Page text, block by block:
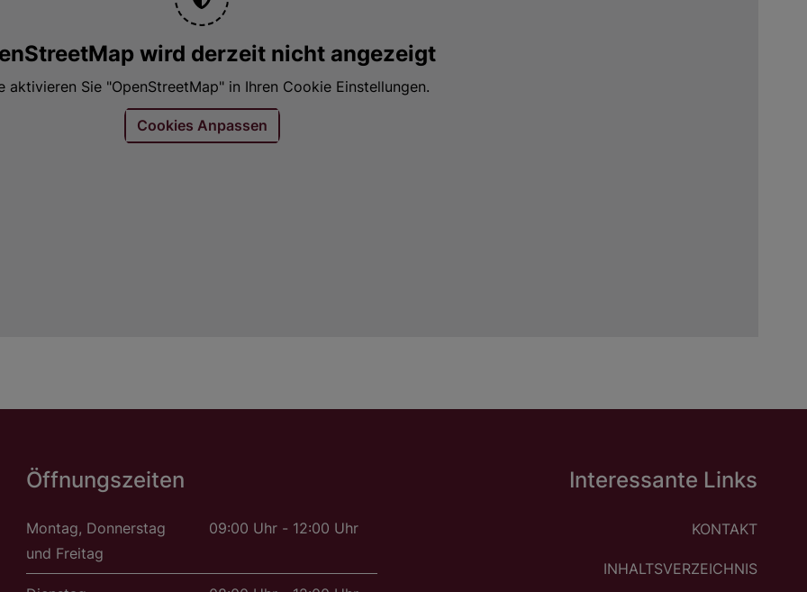
wird derzeit nicht angezeigt
aktivieren Sie "OpenStreetMap" in Ihren Cookie Einstellungen.
Cookies Anpassen
Öffnungszeiten
Montag, Donnerstag
und Freitag
09:00 Uhr - 12:00 Uhr
Interessante Links
KONTAKT
INHALTSVERZEICHNIS